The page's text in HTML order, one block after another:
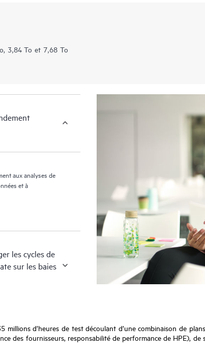
3,84 To et 7,68 To
aux analyses de
et à
les cycles de
sur les baies
d’heures de test découlant d’une combinaison de
des fournisseurs, responsabilité de performance de HPE),